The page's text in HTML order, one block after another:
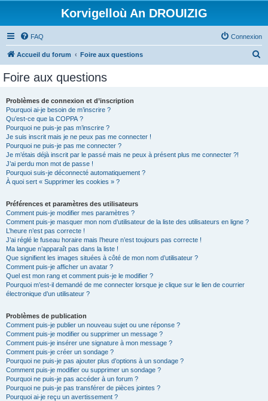
Korvigelloù An DROUIZIG
FAQ Connexion
Accueil du forum Foire aux questions
Foire aux questions
Problèmes de connexion et d’inscription
Pourquoi ai-je besoin de m’inscrire ?
Qu’est-ce que la COPPA ?
Pourquoi ne puis-je pas m’inscrire ?
Je suis inscrit mais je ne peux pas me connecter !
Pourquoi ne puis-je pas me connecter ?
Je m’étais déjà inscrit par le passé mais ne peux à présent plus me connecter ?!
J’ai perdu mon mot de passe !
Pourquoi suis-je déconnecté automatiquement ?
À quoi sert « Supprimer les cookies » ?
Préférences et paramètres des utilisateurs
Comment puis-je modifier mes paramètres ?
Comment puis-je masquer mon nom d’utilisateur de la liste des utilisateurs en ligne ?
L’heure n’est pas correcte !
J’ai réglé le fuseau horaire mais l’heure n’est toujours pas correcte !
Ma langue n’apparaît pas dans la liste !
Que signifient les images situées à côté de mon nom d’utilisateur ?
Comment puis-je afficher un avatar ?
Quel est mon rang et comment puis-je le modifier ?
Pourquoi m’est-il demandé de me connecter lorsque je clique sur le lien de courrier
électronique d’un utilisateur ?
Problèmes de publication
Comment puis-je publier un nouveau sujet ou une réponse ?
Comment puis-je modifier ou supprimer un message ?
Comment puis-je insérer une signature à mon message ?
Comment puis-je créer un sondage ?
Pourquoi ne puis-je pas ajouter plus d’options à un sondage ?
Comment puis-je modifier ou supprimer un sondage ?
Pourquoi ne puis-je pas accéder à un forum ?
Pourquoi ne puis-je pas transférer de pièces jointes ?
Pourquoi ai-je reçu un avertissement ?